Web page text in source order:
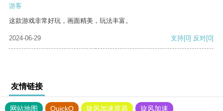
游客
这款游戏非常好玩，画面精美，玩法丰富。
2024-06-29 支持[0] 反对[0]
友情链接
网站地图 QuickQ 旋风加速度器
旋风加速